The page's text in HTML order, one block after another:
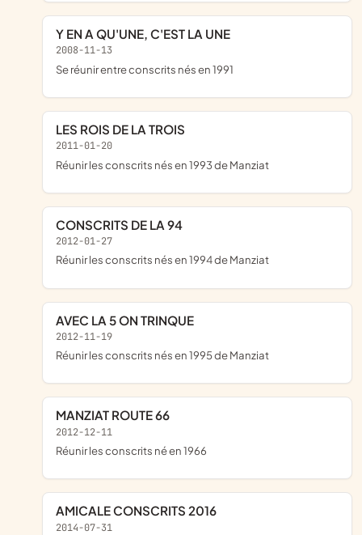
Y EN A QU'UNE, C'EST LA UNE
2008-11-13
se réunir entre conscrits nés en 1991
LES ROIS DE LA TROIS
2011-01-20
réunir les conscrits nés en 1993 de Manziat
CONSCRITS DE LA 94
2012-01-27
réunir les conscrits nés en 1994 de Manziat
AVEC LA 5 ON TRINQUE
2012-11-19
réunir les conscrits nés en 1995 de Manziat
MANZIAT ROUTE 66
2012-12-11
réunir les conscrits né en 1966
AMICALE CONSCRITS 2016
2014-07-31